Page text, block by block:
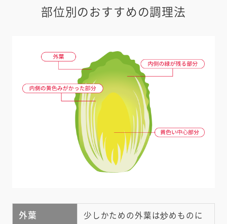
部位別のおすすめの調理法
外葉 少しかための外葉は炒めものに